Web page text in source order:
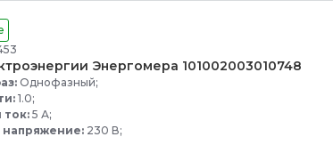
Энергомера 101002003010748
Однофазный;
1.0;
5 А;
230 В;